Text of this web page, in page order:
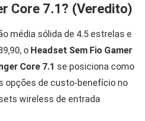
Core 7.1? (Veredito)
média sólida de 4.5 estrelas e
o Headset Sem Fio Gamer
Core 7.1 se posiciona como
opções de custo-benefício no
wireless de entrada